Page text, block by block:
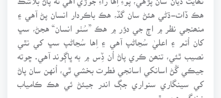
هڪ ڏات-ڌڻي هئڻ سان گڏ، هڪ باڪردار انسان پڻ آهي ۽
منھنجي نظر ۾ اڄ جي دؤر ۾ هڪ ”سُٺو انسان“ هجڻ، سڀ
کان اُتم ۽ اعليٰ سُڃاڻپ آهي ۽ اِها سُڃاڻپ سڀ کي نٿي
نصيب ٿئي، تنھن ڪري پاڻ اُن ڏِس ۾ به ڀاڳوند آهي. ڇوته
جيڪي گُڻ اسانکي اسانجي فطرت بخشي ٿي، اُنهن سان پاڻ
کي سينگاري سنواري جڳ اندر جيئڻ ئي هڪ ڪامياب
زندگي هجي ٿي.